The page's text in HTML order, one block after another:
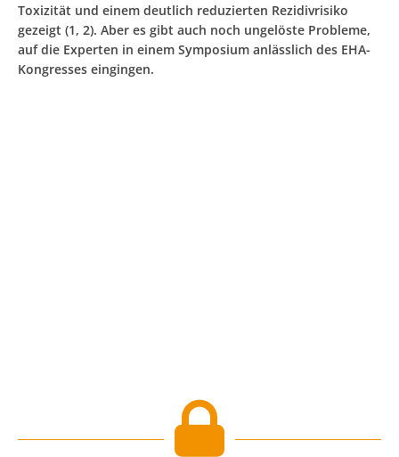
Toxizität und einem deutlich reduzierten Rezidivrisiko
gezeigt (1, 2). Aber es gibt auch noch ungelöste Probleme,
auf die Experten in einem Symposium anlässlich des EHA-
Kongresses eingingen.